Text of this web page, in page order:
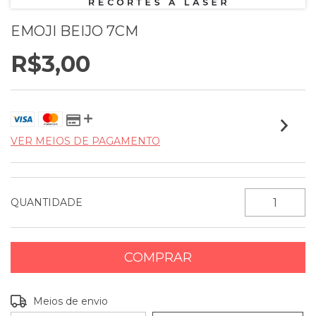
EMOJI BEIJO 7CM
R$3,00
VER MEIOS DE PAGAMENTO
QUANTIDADE
Entregas para o CEP:
Meios de envio